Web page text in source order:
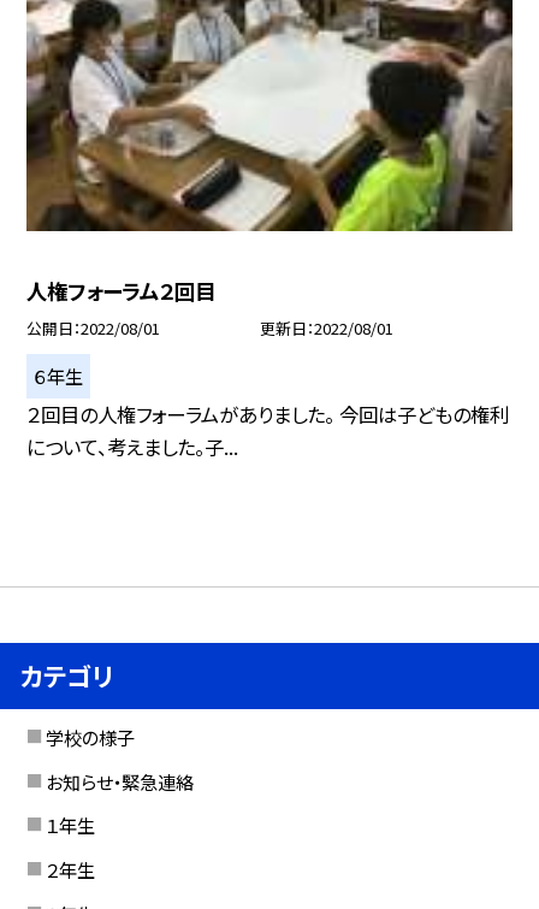
人権フォーラム２回目
公開日 2022/08/01 更新日 2022/08/01
６年生
２回目の人権フォーラムがありました。 今回は子どもの権利
について、考えました。子...
カテゴリ
学校の様子
お知らせ・緊急連絡
１年生
２年生